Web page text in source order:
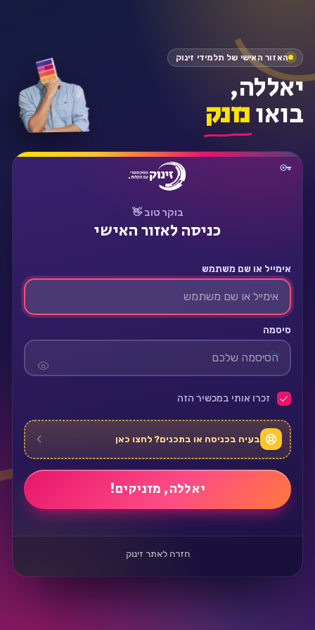
בוקר טוב 👋
כניסה לאזור האישי
אימייל או שם משתמש
סיסמה
זכרו אותי במכשיר הזה
בעיה בכניסה או בתכנים? לחצו כאן
חזרה לאתר זינוק
האזור האישי של תלמידי זינוק
יאללה,
בואונזנק